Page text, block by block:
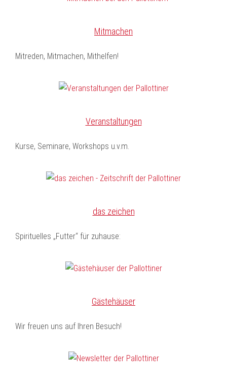
Mitmachen
Mitreden, Mitmachen, Mithelfen!
Veranstaltungen
Kurse, Seminare, Workshops u.v.m.
das zeichen
Spirituelles „Futter“ für zuhause:
Gästehäuser
Wir freuen uns auf Ihren Besuch!